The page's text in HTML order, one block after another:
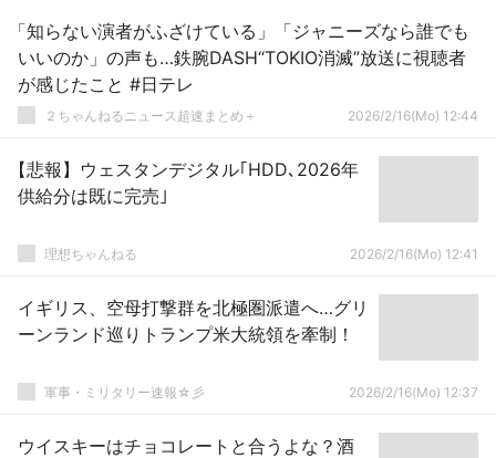
「知らない演者がふざけている」「ジャニーズなら誰でも
いいのか」の声も…鉄腕DASH“TOKIO消滅”放送に視聴者
が感じたこと #日テレ
２ちゃんねるニュース超速まとめ＋ 2026/2/16(Mo) 12:44
【悲報】ウェスタンデジタル｢HDD､2026年
供給分は既に完売｣
理想ちゃんねる 2026/2/16(Mo) 12:41
イギリス、空母打撃群を北極圏派遣へ…グリ
ーンランド巡りトランプ米大統領を牽制！
軍事・ミリタリー速報☆彡 2026/2/16(Mo) 12:37
ウイスキーはチョコレートと合うよな？酒